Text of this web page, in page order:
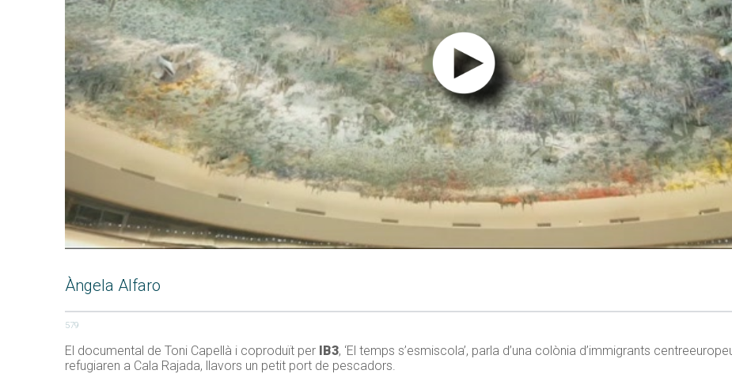
Àngela Alfaro
579
El documental de Toni Capellà i coproduït per IB3, ‘El temps s’esmiscola’, parla d’una colònia d’immigrants
refugiaren a Cala Rajada, llavors un petit port de pescadors.